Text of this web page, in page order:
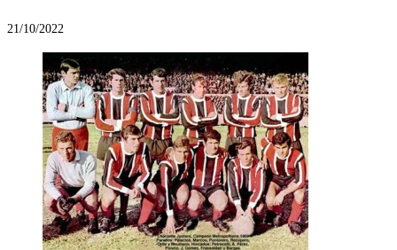
21/10/2022